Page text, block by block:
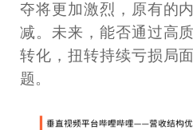
夺将更加激烈，原有的
减。未来，能否通过高
转化，扭转持续亏损局
题。